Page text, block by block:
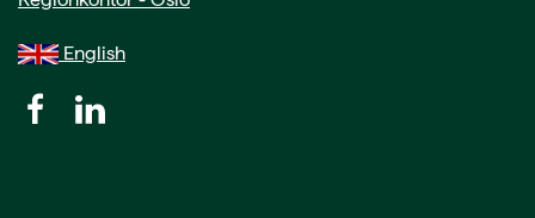
English